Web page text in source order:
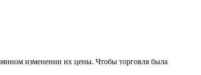
изменении их цены. Чтобы торговля была